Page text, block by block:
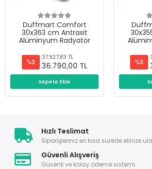
Duffmart Comfort
30x363 cm Antrasit
Alüminyum Radyatör
%3
37.927,83 TL
36.790,00 TL
Sepete Ekle
%3
Hızlı Teslimat
Siparişleriniz en kısa sürede elinize
Güvenli Alışveriş
Güvenli ve kolay ödeme sistemi